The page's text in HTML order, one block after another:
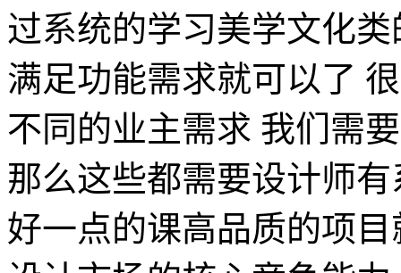
过系统的学习美学文化
满足功能需求就可以了
不同的业主需求 我们需
那么这些都需要设计师
好一点的课高品质的项